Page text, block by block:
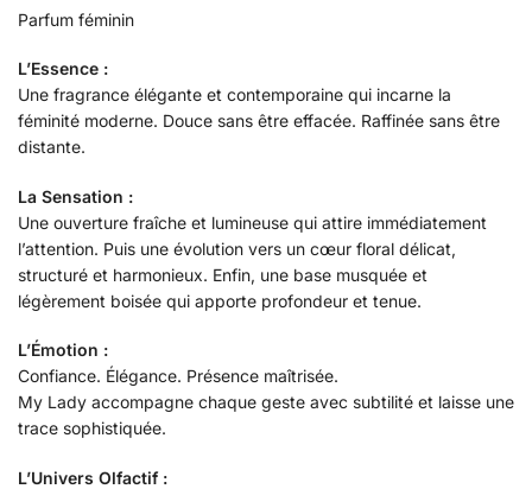
Parfum féminin
L’Essence :
Une fragrance élégante et contemporaine qui incarne la
féminité moderne. Douce sans être effacée. Raffinée sans être
distante.
La Sensation :
Une ouverture fraîche et lumineuse qui attire immédiatement
l’attention. Puis une évolution vers un cœur floral délicat,
structuré et harmonieux. Enfin, une base musquée et
légèrement boisée qui apporte profondeur et tenue.
L’Émotion :
Confiance. Élégance. Présence maîtrisée.
My Lady accompagne chaque geste avec subtilité et laisse une
trace sophistiquée.
L’Univers Olfactif :